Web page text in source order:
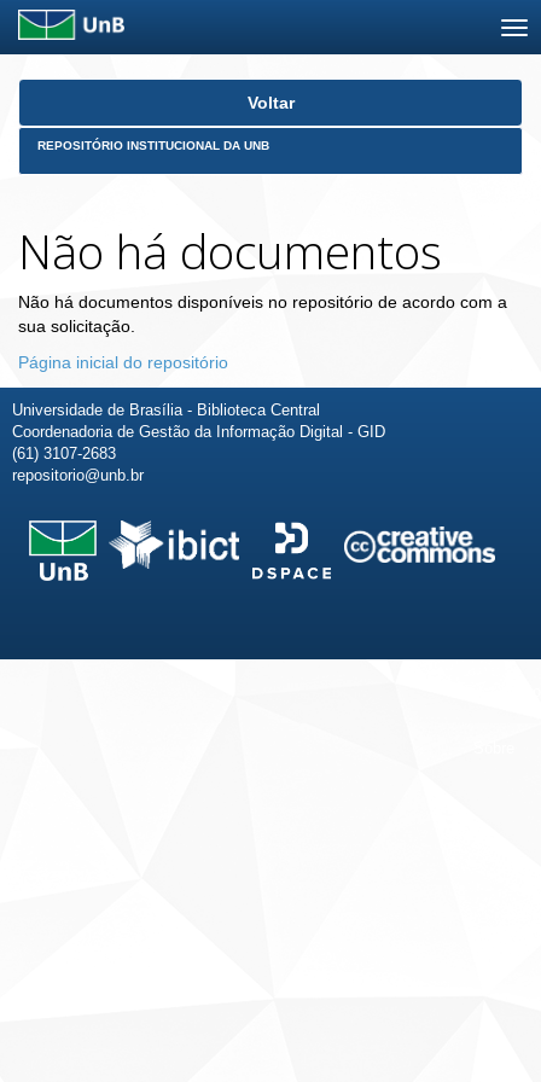
Skip
Voltar
REPOSITÓRIO INSTITUCIONAL DA UNB
Não há documentos
Não há documentos disponíveis no repositório de acordo com a
sua solicitação.
Página inicial do repositório
Universidade de Brasília - Biblioteca Central
Coordenadoria de Gestão da Informação Digital - GID
(61) 3107-2683
repositorio@unb.br